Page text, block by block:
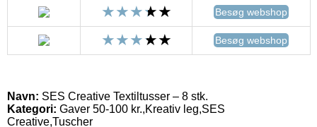
Besøg webshop
Besøg webshop
Navn: SES Creative Textiltusser – 8 stk.
Kategori: Gaver 50-100 kr.,Kreativ leg,SES
Creative,Tuscher